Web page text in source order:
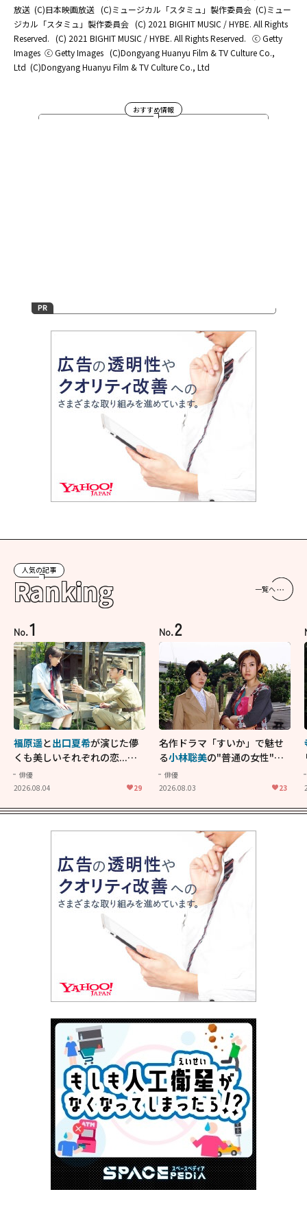
放送 (C)日本映画放送 (C)ミュージカル「スタミュ」製作委員会 (C)ミュー
ジカル「スタミュ」製作委員会 (C) 2021 BIGHIT MUSIC / HYBE. All Rights
Reserved. (C) 2021 BIGHIT MUSIC / HYBE. All Rights Reserved. ⓒ Getty
Images ⓒ Getty Images (C)Dongyang Huanyu Film & TV Culture Co.,
Ltd (C)Dongyang Huanyu Film & TV Culture Co., Ltd
おすすめ情報
人気の記事
Ranking 一覧へ
No.1
福原遥と出口夏希が演じた儚
くも美しいそれぞれの恋...生
きることの尊さを教えてくれ
た映画「あの花が咲く丘で、
俳優
2026.08.04
29
No.2
名作ドラマ「すいか」で魅せ
る小林聡美の"普通の女性"が
大人に刺さる...映画「かもめ
食堂」にも通じる静かな芝居
俳優
2026.08.03
23